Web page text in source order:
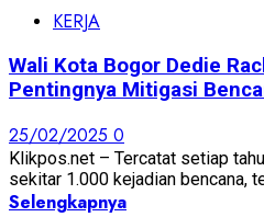
KERJA
Wali Kota Bogor Dedie
Pentingnya Mitigasi
25/02/2025 0
Klikpos.net – Tercatat setiap
sekitar 1.000 kejadian bencana,
Selengkapnya